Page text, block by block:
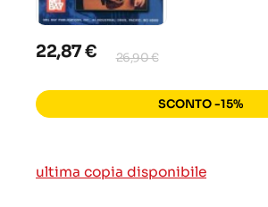
22,87 € 26,90 €
SCONTO -15%
ultima copia disponibile